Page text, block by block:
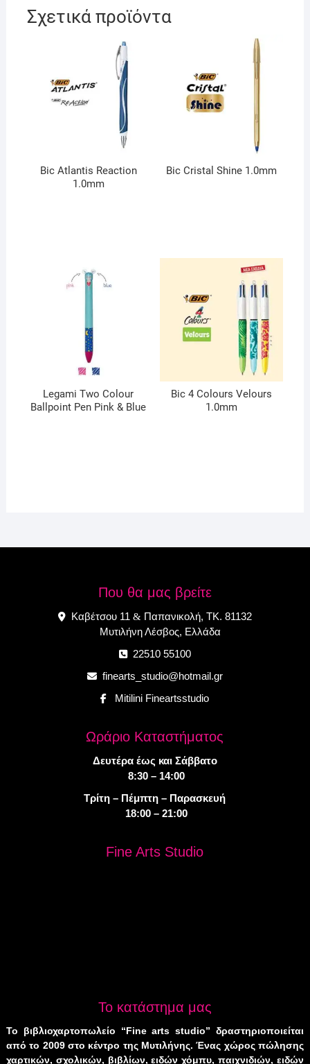
Σχετικά προϊόντα
Bic Atlantis Reaction
1.0mm
Bic Cristal Shine 1.0mm
Legami Two Colour
Ballpoint Pen Pink & Blue
Bic 4 Colours Velours
1.0mm
Που θα μας βρείτε
Καβέτσου 11 &Παπανικολή, ΤΚ. 81132
Μυτιλήνη Λέσβος, Ελλάδα
22510 55100
finearts_studio@hotmail.gr
Mitilini Fineartsstudio
Ωράριο Καταστήματος
Δευτέρα έως και Σάββατο
8:30 – 14:00
Τρίτη – Πέμπτη – Παρασκευή
18:00 – 21:00
Fine Arts Studio
Το κατάστημα μας
Το βιβλιοχαρτοπωλείο “Fine arts studio” δραστηριοποιείται
από το 2009 στο κέντρο της Μυτιλήνης. Ένας χώρος πώλησης
χαρτικών, σχολικών, βιβλίων, ειδών χόμπυ, παιχνιδιών, ειδών